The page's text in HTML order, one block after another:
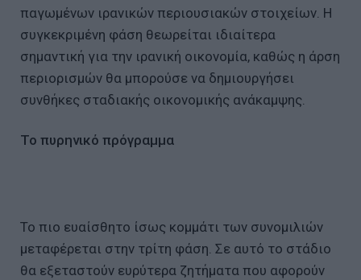
παγωμένων ιρανικών περιουσιακών στοιχείων. Η
συγκεκριμένη φάση θεωρείται ιδιαίτερα
σημαντική για την ιρανική οικονομία, καθώς η άρση
περιορισμών θα μπορούσε να δημιουργήσει
συνθήκες σταδιακής οικονομικής ανάκαμψης.
Το πυρηνικό πρόγραμμα
Το πιο ευαίσθητο ίσως κομμάτι των συνομιλιών
μεταφέρεται στην τρίτη φάση. Σε αυτό το στάδιο
θα εξεταστούν ευρύτερα ζητήματα που αφορούν